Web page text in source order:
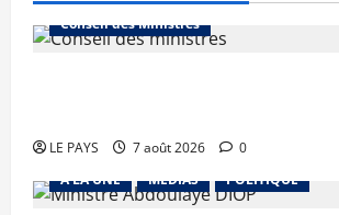
Conseil des Ministres
LE PAYS 7 août 2026
0
A LA UNE
MEDIAS POLITIQUE